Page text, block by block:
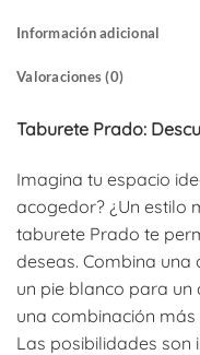
Información adicional
Valoraciones (0)
Taburete Prado:
Imagina tu espacio
acogedor? ¿Un estilo
taburete Prado te
deseas. Combina
un pie blanco para
una combinación
Las posibilidades son